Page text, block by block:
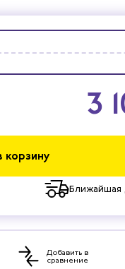
3
корзину
Ближайшая
Добавить в
сравнение